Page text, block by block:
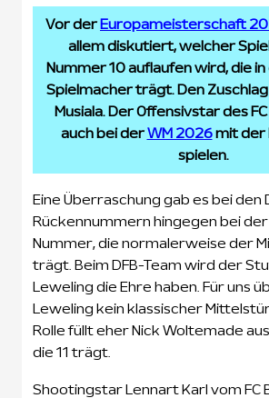
Vor der Europameisterschaft
allem diskutiert, welcher
Nummer 10 auflaufen wird, die
Spielmacher trägt. Den
Musiala. Der Offensivstar des
auch bei derWM 2026mit der
spielen.
Eine Überraschung gab es bei den
Rückennummern hingegen bei
Nummer, die normalerweise der
trägt. Beim DFB-Team wird der
Leweling die Ehre haben. Für uns
Leweling kein klassischer
Rolle füllt eher Nick Woltemade
die 11 trägt.
Shootingstar Lennart Karl vom FC